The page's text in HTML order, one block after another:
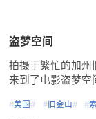
盗梦空间
拍摄于繁忙的加州
来到了电影盗梦空
#美国 # #旧金山# #